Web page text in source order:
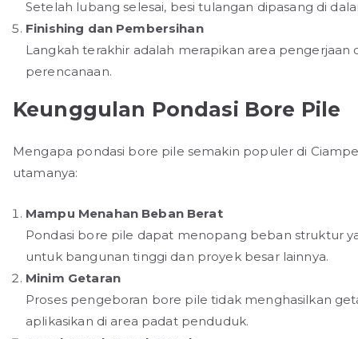
Setelah lubang selesai, besi tulangan dipasang di
Finishing dan Pembersihan
Langkah terakhir adalah merapikan area pengerjaan
perencanaan.
Keunggulan Pondasi Bore Pile
Mengapa pondasi bore pile semakin populer di
utamanya:
Mampu Menahan Beban Berat
Pondasi bore pile dapat menopang beban struktur
untuk bangunan tinggi dan proyek besar lainnya.
Minim Getaran
Proses pengeboran bore pile tidak menghasilkan
aplikasikan di area padat penduduk.